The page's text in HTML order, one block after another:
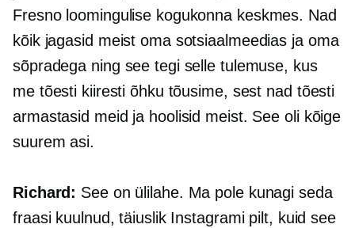
Fresno loomingulise kogukonna keskmes. Nad
kõik jagasid meist oma sotsiaalmeedias ja oma
sõpradega ning see tegi selle tulemuse, kus
me tõesti kiiresti õhku tõusime, sest nad tõesti
armastasid meid ja hoolisid meist. See oli kõige
suurem asi.
Richard: See on ülilahe. Ma pole kunagi seda
fraasi kuulnud, täiuslik Instagrami pilt, kuid see